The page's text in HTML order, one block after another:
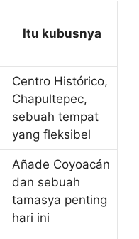
Itu kubusnya
Centro Histórico,
Chapultepec,
sebuah tempat
yang fleksibel
Añade Coyoacán
dan sebuah
tamasya penting
hari ini